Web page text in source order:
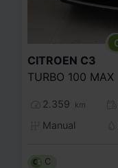
CITROEN C3
TURBO 100 MAX
2.359 km
Manual
C